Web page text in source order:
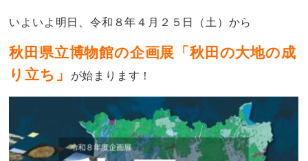
いよいよ明日、令和８年４月２５日（土）から
秋田県立博物館の企画展「秋田の大地の成
り立ち」
が始まります！